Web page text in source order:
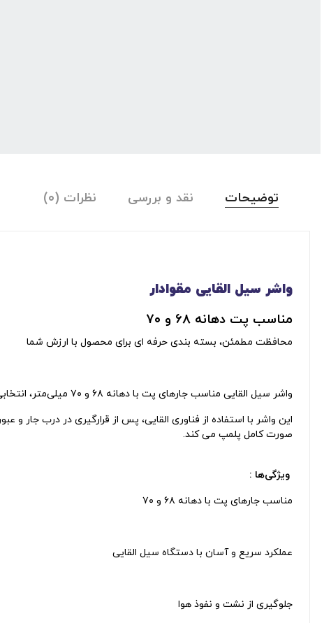
توضیحات نقد و بررسی نظرات (۰)
واشر سیل‌ القایی مقوادار
مناسب پت دهانه ۶۸ و ۷۰
محافظت مطمئن، بسته‌ بندی حرفه‌ ای برای محصول با ارزش شما
واشر سیل‌ القایی مناسب جار‌های پت با دهانه ۶۸ و ۷۰ میلی‌متر، انتخابی ایده‌ آل برای بسته‌ بندی انواع محصولات غذایی، دارویی، آرایشی و صنعتی.
این واشر با استفاده از فناوری القایی، پس از قرارگیری در درب جار
صورت کامل پلمپ می کند.
ویژگی‌ها :
مناسب جار‌های پت با دهانه ۶۸ و ۷۰
عملکرد سریع و آسان با دستگاه سیل القایی
جلوگیری از نشت و نفوذ هوا